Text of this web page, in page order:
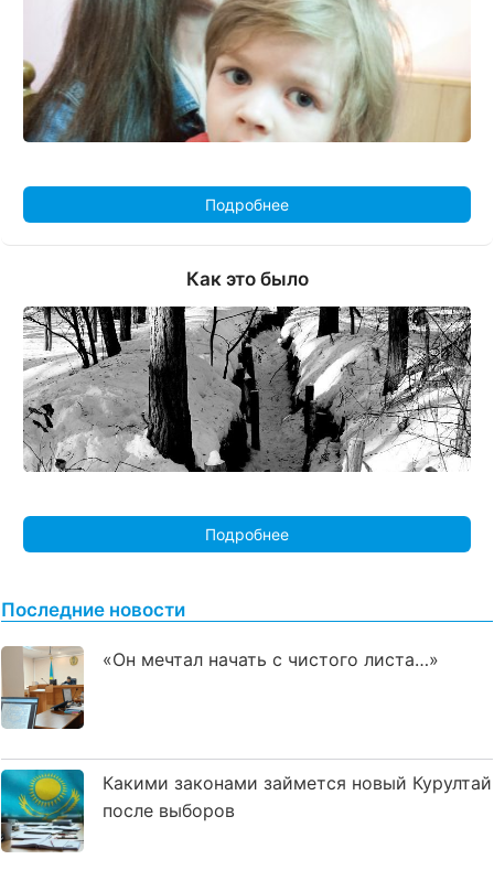
Подробнее
Как это было
Подробнее
Последние новости
«Он мечтал начать с чистого листа…»
Какими законами займется новый Курултай
после выборов